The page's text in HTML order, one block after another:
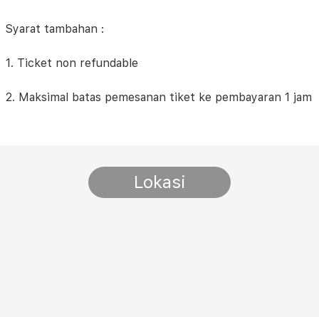
Syarat tambahan :
1. Ticket non refundable
2. Maksimal batas pemesanan tiket ke pembayaran 1 jam
Lokasi